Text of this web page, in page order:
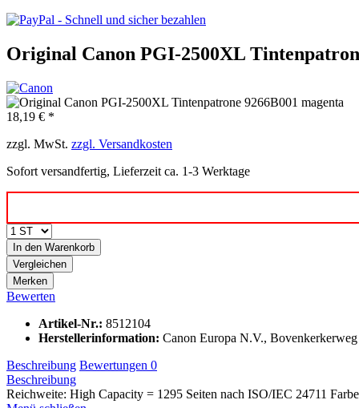
Original Canon PGI-2500XL
18,19 € *
zzgl. MwSt. zzgl. Versandkosten
Sofort versandfertig, Lieferzeit ca. 1-3 Werktage
In den Warenkorb
Vergleichen
Merken
Bewerten
Artikel-Nr.: 8512104
Herstellerinformation: Canon Europa N.V.,
Beschreibung Bewertungen 0
Beschreibung
Reichweite: High Capacity = 1295 Seiten nach ISO/IEC 24711